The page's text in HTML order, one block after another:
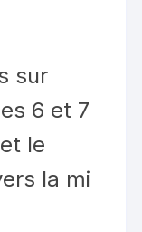
sur
6 et 7
le
la mi